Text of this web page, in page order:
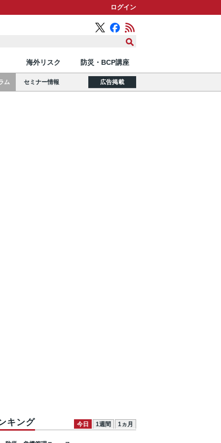
ログイン
海外リスク 防災・BCP講座
ム セミナー情報 広告掲載
キング 今日 1週間 1ヵ月